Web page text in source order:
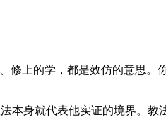
上的学，都是效仿的意思。
身就代表他实证的境界。教